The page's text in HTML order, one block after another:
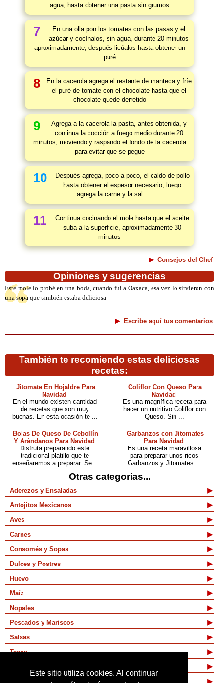
Este sitio utiliza cookies. Al continuar
agua, hasta obtener una pasta sin grumos
7
En una olla pon los tomates con las pasas y el
azúcar y cocínalos, sin agua, durante 20 minutos
aproximadamente, después licúalos hasta obtener un
puré
8
En la cacerola agrega el restante de manteca y fríe
el puré de tomate con el chocolate hasta que el
chocolate quede derretido
9
Agrega a la cacerola la pasta, antes obtenida, y
continua la cocción a fuego medio durante 20
minutos, moviendo y raspando el fondo de la cacerola
para evitar que se pegue
10
Después agrega, poco a poco, el caldo de pollo
hasta obtener el espesor necesario, luego
agrega la carne y la sal
11
Continua cocinando el mole hasta que el aceite
suba a la superficie, aproximadamente 30
minutos
Consejos del Chef
Opiniones y sugerencias
Este mole lo probé en una boda, cuando fui a Oaxaca, esa vez lo sirvieron con
una sopa que también estaba deliciosa
Escribe aquí tus comentarios
También te recomiendo estas deliciosas
recetas:
Jitomate En Hojaldre Para
Navidad
En el mundo existen cantidad
de recetas que son muy
buenas. En esta ocasión te ...
Coliflor Con Queso Para
Navidad
Es una magnífica receta para
hacer un nutritivo Coliflor con
Queso. Sin ...
Bolas De Queso De Cebollín
Y Arándanos Para Navidad
Disfruta preparando este
tradicional platillo que te
enseñaremos a preparar. Se...
Garbanzos con Jitomates
Para Navidad
Es una receta maravillosa
para preparar unos ricos
Garbanzos y Jitomates....
Otras categorías...
Aderezos y Ensaladas
Antojitos Mexicanos
Aves
Carnes
Consomés y Sopas
Dulces y Postres
Huevo
Maíz
Nopales
Pescados y Mariscos
Salsas
Tacos